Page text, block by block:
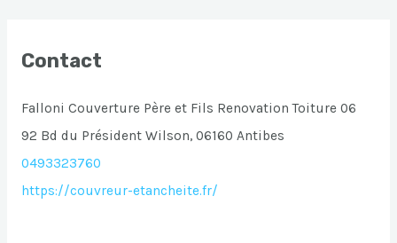
Contact
Falloni Couverture Père et Fils Renovation Toiture 06
92 Bd du Président Wilson, 06160 Antibes
0493323760
https://couvreur-etancheite.fr/